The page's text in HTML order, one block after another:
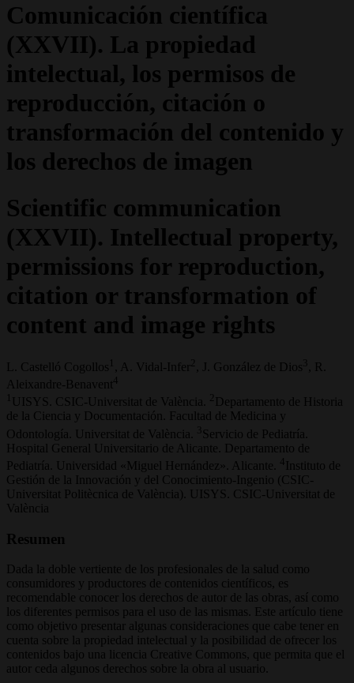
Comunicación científica
(XXVII). La propiedad
intelectual, los permisos de
reproducción, citación o
transformación del contenido y
los derechos de imagen
Scientific communication
(XXVII). Intellectual property,
permissions for reproduction,
citation or transformation of
content and image rights
L. Castelló Cogollos 1 , A. Vidal-Infer , J. González de Dios 3
, R.
Aleixandre-Benavent 4
1 UISYS. CSIC-Universitat de València.
Departamento de Historia
de la Ciencia y Documentación. Facultad de Medicina y
Odontología. Universitat de València.
3 Servicio de Pediatría.
Hospital General Universitario de Alicante. Departamento de
Pediatría. Universidad «Miguel Hernández». Alicante.
4 Instituto de
Gestión de la Innovación y del Conocimiento-Ingenio (CSIC-
Universitat Politècnica de València). UISYS. CSIC-Universitat de
València
Resumen
Dada la doble vertiente de los profesionales de la salud como
consumidores y productores de contenidos científicos, es
recomendable conocer los derechos de autor de las obras, así como
los diferentes permisos para el uso de las mismas. Este artículo tiene
como objetivo presentar algunas consideraciones que cabe tener en
cuenta sobre la propiedad intelectual y la posibilidad de ofrecer los
contenidos bajo una licencia Creative Commons, que permita que el
autor ceda algunos derechos sobre la obra al usuario.